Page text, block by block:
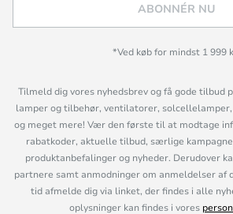
ABONNÉR NU
*Ved køb for mindst 1 999
Tilmeld dig vores nyhedsbrev og få gode tilbud
lamper og tilbehør, ventilatorer,
og meget mere! Vær den første til at modtage
rabatkoder, aktuelle tilbud, særlige
produktanbefalinger og nyheder. Derudover
partnere samt anmodninger om anmeldelser af
tid afmelde dig via linket, der findes i alle
oplysninger kan findes i vores